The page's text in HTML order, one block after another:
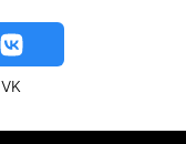
VK